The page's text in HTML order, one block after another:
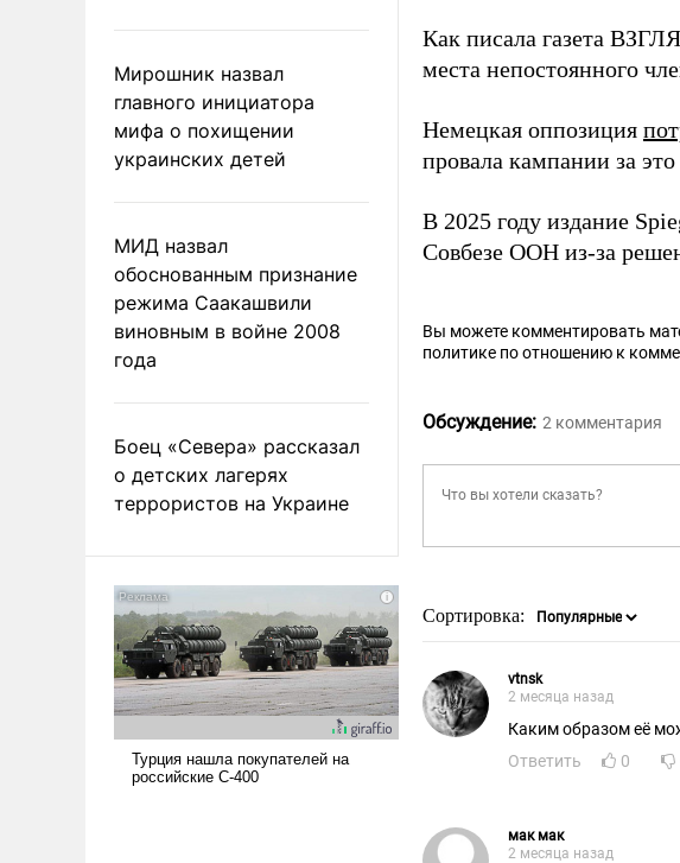
Мирошник назвал
главного инициатора
мифа о похищении
украинских детей
МИД назвал
обоснованным признание
режима Саакашвили
виновным в войне 2008
года
Боец «Севера» рассказал
о детских лагерях
террористов на Украине
Как писала газета
места непостоянного
Немецкая оппозиция
провала кампании за
В 2025 году издание
Совбезе ООН из-за
Вы можете комментировать
политике по отношению к
Обсуждение: 2 комментария
Сортировка:
vtnsk
2 месяца назад
Каким образом её
Ответить
0
мак мак
2 месяца назад